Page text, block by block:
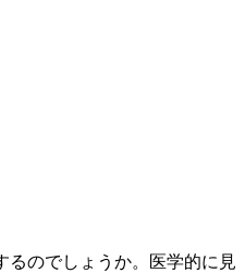
るのでしょうか。医学的に見